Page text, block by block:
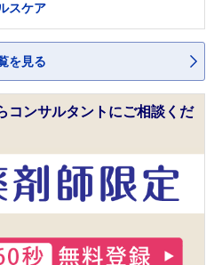
スケア
を見る
コンサルタントにご相談くだ